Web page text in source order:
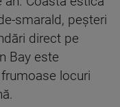
smarald, peșteri
direct pe
Bay este
locuri